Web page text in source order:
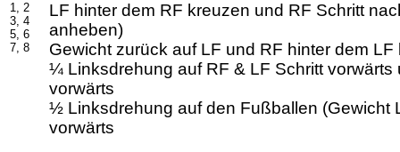
1, 2
3, 4
5, 6
7, 8
LF hinter dem RF kreuzen und RF Schritt
anheben)
Gewicht zurück auf LF und RF hinter dem LF
¼ Linksdrehung auf RF & LF Schritt vorwärts
vorwärts
½ Linksdrehung auf den Fußballen (Gewicht
vorwärts